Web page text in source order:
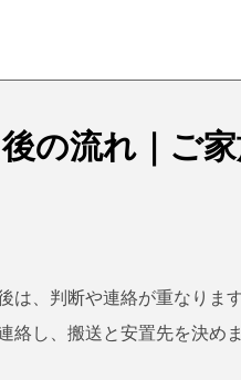
の流れ｜ご
は、判断や連絡が重なりま
絡し、搬送と安置先を決めま